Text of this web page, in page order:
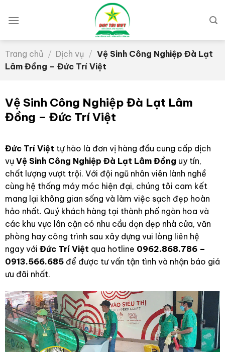
Trang chủ / Dịch vụ / Vệ Sinh Công Nghiệp Đà Lạt
Lâm Đồng – Đức Trí Việt
Vệ Sinh Công Nghiệp Đà Lạt Lâm
Đồng – Đức Trí Việt
Đức Trí Việt tự hào là đơn vị hàng đầu cung cấp dịch
vụ Vệ Sinh Công Nghiệp Đà Lạt Lâm Đồng uy tín,
chất lượng vượt trội. Với đội ngũ nhân viên lành nghề
cùng hệ thống máy móc hiện đại, chúng tôi cam kết
mang lại không gian sống và làm việc sạch đẹp hoàn
hảo nhất. Quý khách hàng tại thành phố ngàn hoa và
các khu vực lân cận có nhu cầu dọn dẹp nhà cửa, văn
phòng hay công trình sau xây dựng vui lòng liên hệ
ngay với Đức Trí Việt qua hotline 0962.868.786 –
0913.566.685để được tư vấn tận tình và nhận báo giá
ưu đãi nhất.